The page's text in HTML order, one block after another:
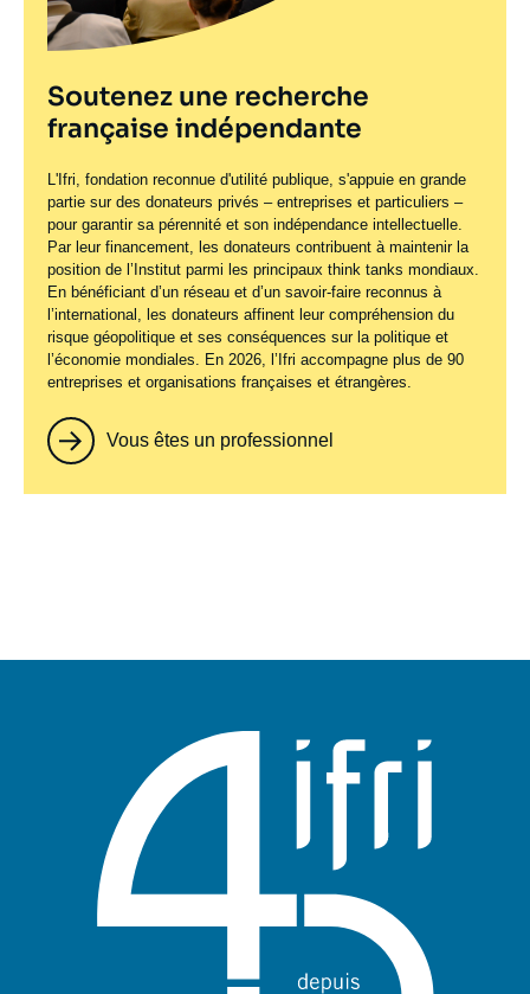
Soutenez une recherche
française indépendante
L'Ifri, fondation reconnue d'utilité publique, s'appuie en grande
partie sur des donateurs privés – entreprises et particuliers –
pour garantir sa pérennité et son indépendance intellectuelle.
Par leur financement, les donateurs contribuent à maintenir la
position de l’Institut parmi les principaux think tanks mondiaux.
En bénéficiant d’un réseau et d’un savoir-faire reconnus à
l’international, les donateurs affinent leur compréhension du
risque géopolitique et ses conséquences sur la politique et
l’économie mondiales. En 2026, l’Ifri accompagne plus de 90
entreprises et organisations françaises et étrangères.
Vous êtes un professionnel